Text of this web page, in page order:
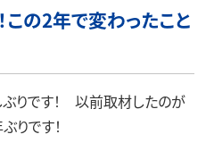
の2年で変わったこと
ぶりです！ 以前取材したのが
りです！